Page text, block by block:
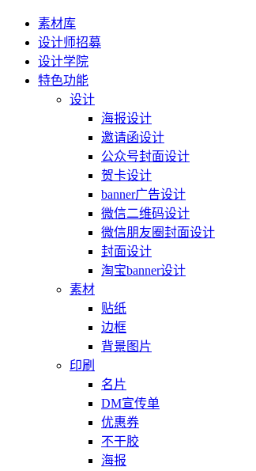
素材库
设计师招募
设计学院
特色功能
设计
海报设计
邀请函设计
公众号封面设计
贺卡设计
banner广告设计
微信二维码设计
微信朋友圈封面设计
封面设计
淘宝banner设计
素材
贴纸
边框
背景图片
印刷
名片
DM宣传单
优惠券
不干胶
海报